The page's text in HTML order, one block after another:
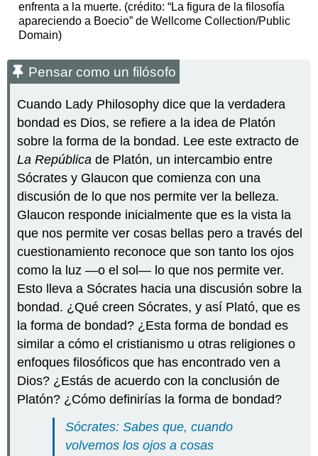
enfrenta a la muerte. (crédito: “La figura de la filosofía
apareciendo a Boecio” de Wellcome Collection/Public
Domain)
Pensar como un filósofo
Cuando Lady Philosophy dice que la verdadera
bondad es Dios, se refiere a la idea de Platón
sobre la forma de la bondad. Lee este extracto de
La República de Platón, un intercambio entre
Sócrates y Glaucon que comienza con una
discusión de lo que nos permite ver la belleza.
Glaucon responde inicialmente que es la vista la
que nos permite ver cosas bellas pero a través del
cuestionamiento reconoce que son tanto los ojos
como la luz —o el sol— lo que nos permite ver.
Esto lleva a Sócrates hacia una discusión sobre la
bondad. ¿Qué creen Sócrates, y así Plató, que es
la forma de bondad? ¿Esta forma de bondad es
similar a cómo el cristianismo u otras religiones o
enfoques filosóficos que has encontrado ven a
Dios? ¿Estás de acuerdo con la conclusión de
Platón? ¿Cómo definirías la forma de bondad?
Sócrates: Sabes que, cuando
volvemos los ojos a cosas